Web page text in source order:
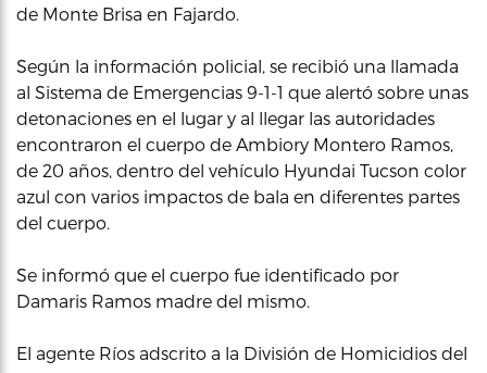
de Monte Brisa en Fajardo.
Según la información policial, se recibió una llamada
al Sistema de Emergencias 9-1-1 que alertó sobre unas
detonaciones en el lugar y al llegar las autoridades
encontraron el cuerpo de Ambiory Montero Ramos,
de 20 años, dentro del vehículo Hyundai Tucson color
azul con varios impactos de bala en diferentes partes
del cuerpo.
Se informó que el cuerpo fue identificado por
Damaris Ramos madre del mismo.
El agente Ríos adscrito a la División de Homicidios del